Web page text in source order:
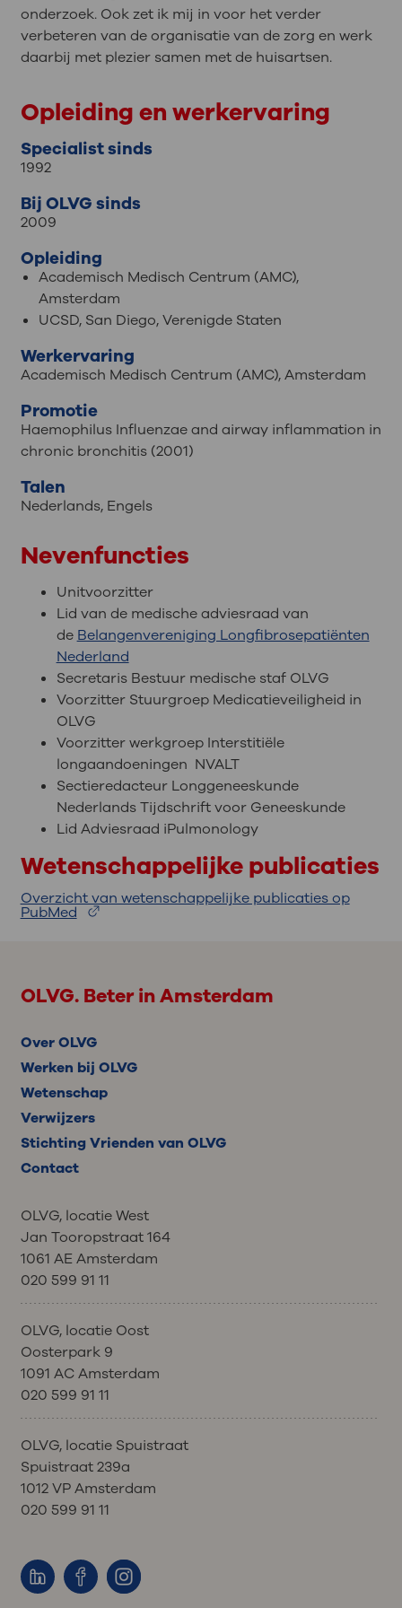
onderzoek. Ook zet ik mij in voor het verder
verbeteren van de organisatie van de zorg en werk
daarbij met plezier samen met de huisartsen.
Opleiding en werkervaring
Specialist sinds
1992
Bij OLVG sinds
2009
Opleiding
Academisch Medisch Centrum (AMC),
Amsterdam
UCSD, San Diego, Verenigde Staten
Werkervaring
Academisch Medisch Centrum (AMC), Amsterdam
Promotie
Haemophilus Influenzae and airway inflammation in
chronic bronchitis (2001)
Talen
Nederlands,Engels
Nevenfuncties
Unitvoorzitter
Lid van de medische adviesraad van
de Belangenvereniging Longfibrosepatiënten
Nederland
Secretaris Bestuur medische staf OLVG
Voorzitter Stuurgroep Medicatieveiligheid in
OLVG
Voorzitter werkgroep Interstitiële
longaandoeningen NVALT
Sectieredacteur Longgeneeskunde
Nederlands Tijdschrift voor Geneeskunde
Lid Adviesraad iPulmonology
Wetenschappelijke publicaties
Overzicht van wetenschappelijke publicaties op
PubMed
OLVG. Beter in Amsterdam
Over OLVG
Werken bij OLVG
Wetenschap
Verwijzers
Stichting Vrienden van OLVG
Contact
OLVG, locatie West
Jan Tooropstraat 164
1061 AE Amsterdam
020 599 91 11
OLVG, locatie Oost
Oosterpark 9
1091 AC Amsterdam
020 599 91 11
OLVG, locatie Spuistraat
Spuistraat 239a
1012 VP Amsterdam
020 599 91 11